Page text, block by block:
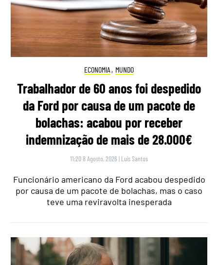
ECONOMIA , MUNDO
Trabalhador de 60 anos foi despedido
da Ford por causa de um pacote de
bolachas: acabou por receber
indemnização de mais de 28.000€
11:20 8 Agosto, 2026 | Luís Santos
Funcionário americano da Ford acabou despedido
por causa de um pacote de bolachas, mas o caso
teve uma reviravolta inesperada